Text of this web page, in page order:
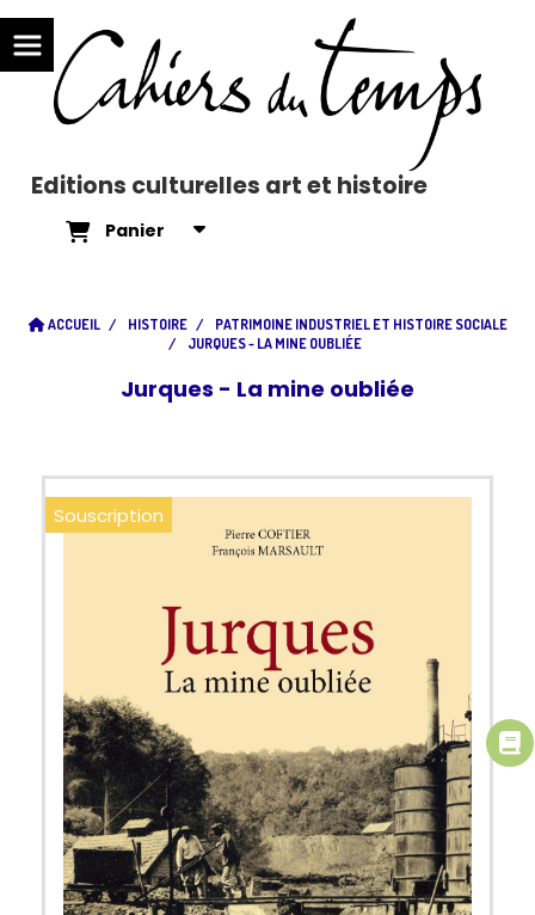
Editions culturelles art et histoire
Panier
ACCUEIL HISTOIRE
PATRIMOINE INDUSTRIEL ET HISTOIRE SOCIALE
JURQUES - LA MINE OUBLIÉE
Jurques - La mine oubliée
Souscription